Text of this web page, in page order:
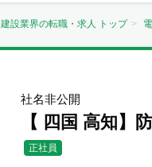
建設業界の転職・求人 トップ
社名非公開
【 四国 高知】
正社員